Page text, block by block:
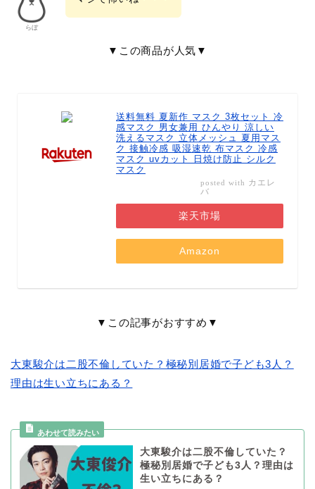
らぼ
▼この商品が人気▼
送料無料 夏新作 マスク 3枚セット 冷
感マスク 男女兼用 ひんやり 涼しい
洗えるマスク 立体メッシュ 夏用マス
ク 接触冷感 吸湿速乾 布マスク 冷感
マスク uvカット 日焼け防止 シルク
マスク
posted with カエレ
バ
楽天市場
Amazon
▼この記事がおすすめ▼
大東駿介は二股不倫していた？極秘別居婚で子ども3人？
理由は生い立ちにある？
大東駿介は二股不倫していた？
極秘別居婚で子ども3人？理由は
生い立ちにある？